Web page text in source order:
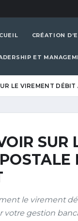
CRÉATION
ET
LE VIREMENT
SUR
le virement
votre gestion